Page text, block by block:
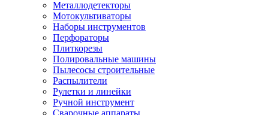
Металлодетекторы
Мотокультиваторы
Наборы инструментов
Перфораторы
Плиткорезы
Полировальные машины
Пылесосы строительные
Распылители
Рулетки и линейки
Ручной инструмент
Сварочные аппараты